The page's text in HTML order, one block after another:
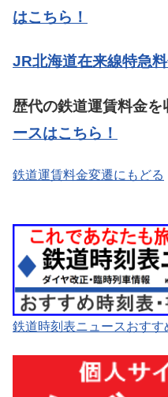
はこちら！
JR北海道在来線特急
歴代の鉄道運賃料金を
ースはこちら！
鉄道運賃料金変遷にもどる
鉄道時刻表ニュースおすす